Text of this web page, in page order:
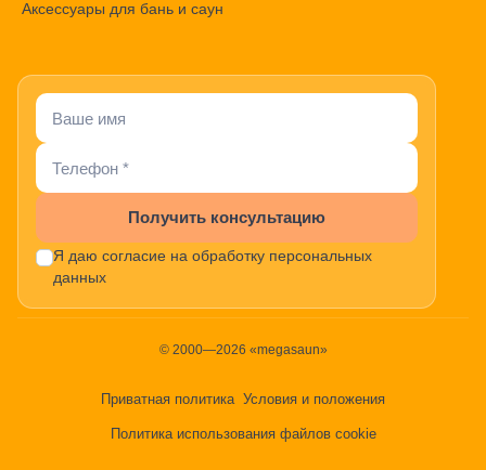
Аксессуары для бань и саун
Получить консультацию
Я даю согласие на обработку персональных
данных
© 2000—2026 «megasaun»
Приватная политика Условия и положения
Политика использования файлов cookie